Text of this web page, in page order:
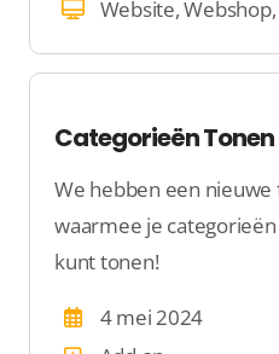
Categorieën
We hebben een
waarmee je
kunt tonen!
4 mei 2024